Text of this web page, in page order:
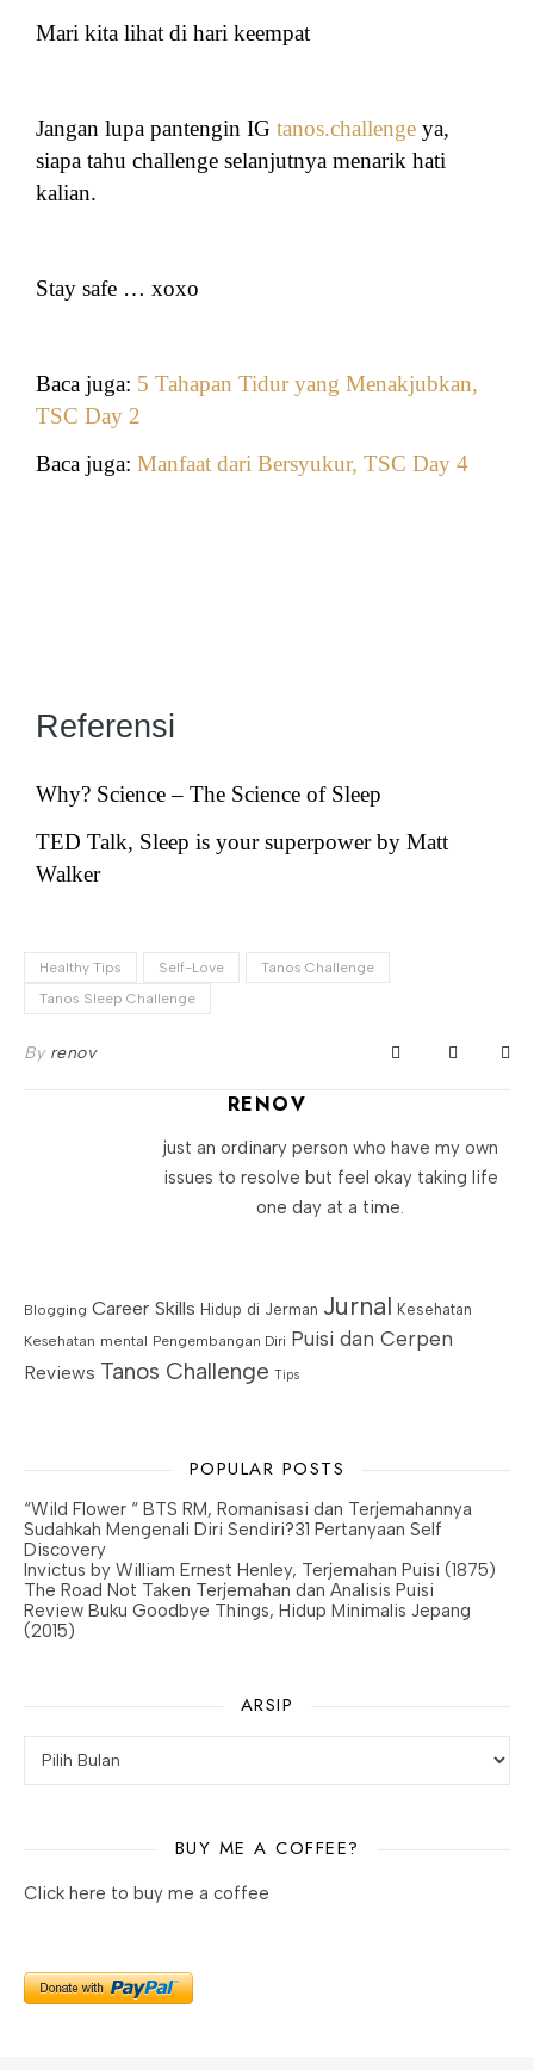
Mari kita lihat di hari keempat
Jangan lupa pantengin IG tanos.challenge ya,
siapa tahu challenge selanjutnya menarik hati
kalian.
Stay safe … xoxo
Baca juga: 5 Tahapan Tidur yang Menakjubkan,
TSC Day 2
Baca juga: Manfaat dari Bersyukur, TSC Day 4
Referensi
Why? Science – The Science of Sleep
TED Talk, Sleep is your superpower by Matt
Walker
Healthy Tips Self-Love
Tanos Challenge
Tanos Sleep Challenge
By renov
RENOV
just an ordinary person who have my own
issues to resolve but feel okay taking life
one day at a time.
Blogging Career Skills Hidup di Jerman Jurnal Kesehatan
Kesehatan mental Pengembangan Diri Puisi dan Cerpen
Reviews Tanos Challenge Tips
POPULAR POSTS
“Wild Flower “ BTS RM, Romanisasi dan Terjemahannya
Sudahkah Mengenali Diri Sendiri?31 Pertanyaan Self
Discovery
Invictus by William Ernest Henley, Terjemahan Puisi (1875)
The Road Not Taken Terjemahan dan Analisis Puisi
Review Buku Goodbye Things, Hidup Minimalis Jepang
(2015)
ARSIP
BUY ME A COFFEE?
Click here to buy me a coffee